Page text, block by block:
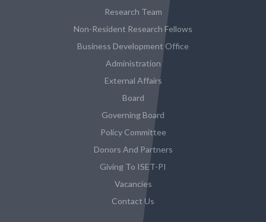
Research Team
Non-Resident Research Fellows
Business Development Office
Administration
External Affairs
Board
Governing Board
Policy Committee
Donors And Partners
Giving To ISET-PI
Vacancies
Contact Us